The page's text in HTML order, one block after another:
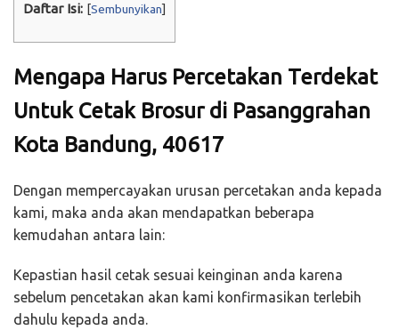
Daftar Isi: [Sembunyikan]
Mengapa Harus Percetakan Terdekat
Untuk Cetak Brosur di Pasanggrahan
Kota Bandung, 40617
Dengan mempercayakan urusan percetakan anda kepada
kami, maka anda akan mendapatkan beberapa
kemudahan antara lain:
Kepastian hasil cetak sesuai keinginan anda karena
sebelum pencetakan akan kami konfirmasikan terlebih
dahulu kepada anda.